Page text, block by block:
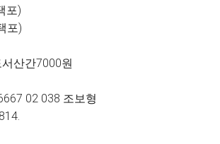
포)
포)
산간7000원
02 038 조보형